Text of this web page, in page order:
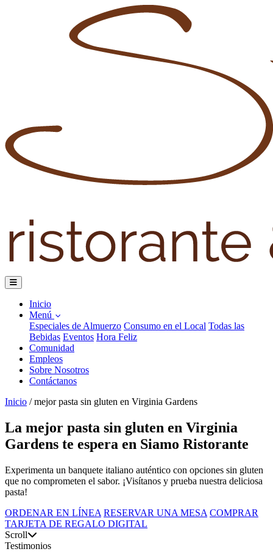
Inicio
Menú
Especiales de Almuerzo Consumo en el Local Todas las
Bebidas Eventos Hora Feliz
Comunidad
Empleos
Sobre Nosotros
Contáctanos
Inicio / mejor pasta sin gluten en Virginia Gardens
La mejor pasta sin gluten en Virginia
Gardens te espera en Siamo Ristorante
Experimenta un banquete italiano auténtico con opciones sin gluten
que no comprometen el sabor. ¡Visítanos y prueba nuestra deliciosa
pasta!
ORDENAR EN LÍNEA RESERVAR UNA MESA COMPRAR
TARJETA DE REGALO DIGITAL
Scroll
Testimonios